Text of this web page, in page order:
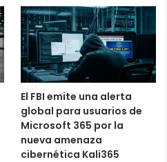
El FBI emite una alerta
global para usuarios de
Microsoft 365 por la
nueva amenaza
cibernética Kali365